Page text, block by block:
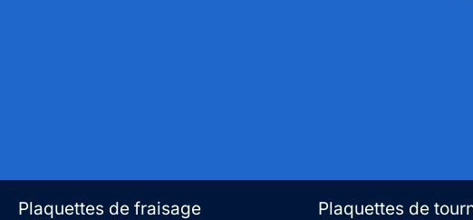
Plaquettes de
Plaquettes de fraisage